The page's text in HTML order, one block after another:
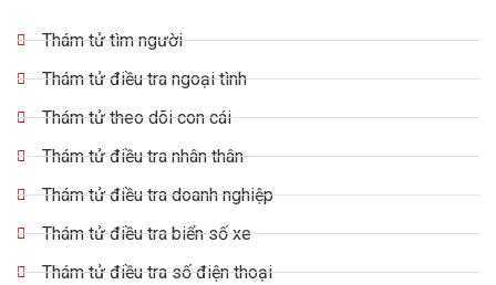
Thám tử tìm người
Thám tử điều tra ngoại tình
Thám tử theo dõi con cái
Thám tử điều tra nhân thân
Thám tử điều tra doanh nghiệp
Thám tử điều tra biển số xe
Thám tử điều tra số điện thoại